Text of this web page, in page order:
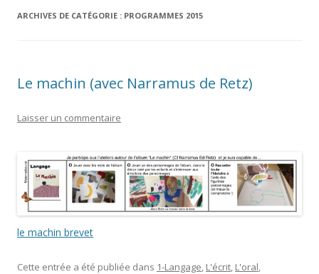
ARCHIVES DE CATÉGORIE : PROGRAMMES 2015
Le machin (avec Narramus de Retz)
Laisser un commentaire
le machin brevet
Cette entrée a été publiée dans 1-Langage, L'écrit, L'oral,